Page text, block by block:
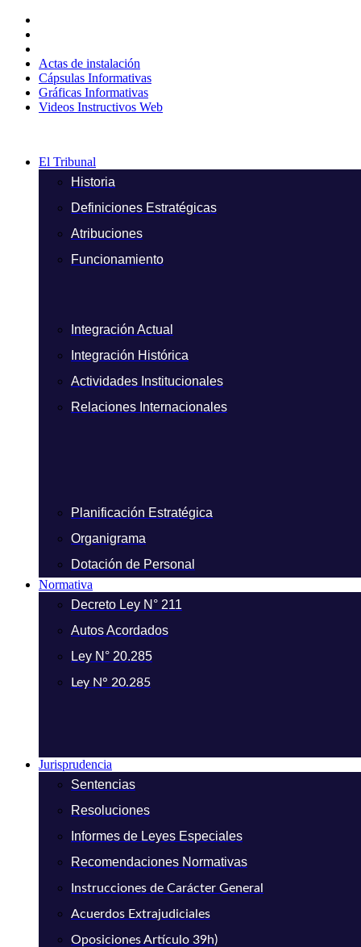
contenido
Actas de instalación
Cápsulas Informativas
Gráficas Informativas
Videos Instructivos Web
El Tribunal
Historia
Definiciones Estratégicas
Atribuciones
Funcionamiento
Integración Actual
Integración Histórica
Actividades Institucionales
Relaciones Internacionales
Planificación Estratégica
Organigrama
Dotación de Personal
Normativa
Decreto Ley N° 211
Autos Acordados
Ley N° 20.285
Ley N° 20.285
Jurisprudencia
Sentencias
Resoluciones
Informes de Leyes Especiales
Recomendaciones Normativas
Instrucciones de Carácter General
Acuerdos Extrajudiciales
Oposiciones Artículo 39h)